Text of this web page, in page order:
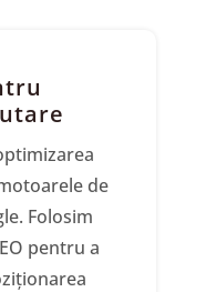
de
Folosim
pentru a